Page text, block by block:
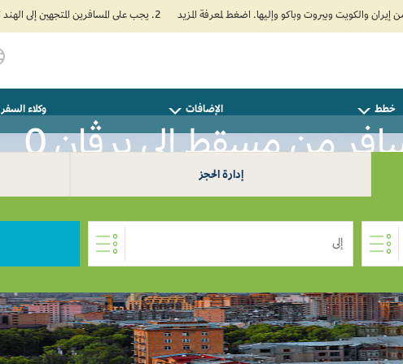
2. يجب على المسافرين المتجهين إلى الهند تعبئة نموذج الإقرار الصحي الذاتي (Air Suvidha) الإلزامي قبل موعد الوصول بـ 24 ساعة على الأقل. اضغط هنا للدخول إلى بوابة Air Suvidha.
خطط الإضافات وكلاء السفر
من مسقط إلى يرڤان 0
إدارة الحجز
إلى